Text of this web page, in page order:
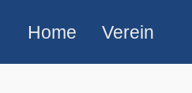
Home Verein